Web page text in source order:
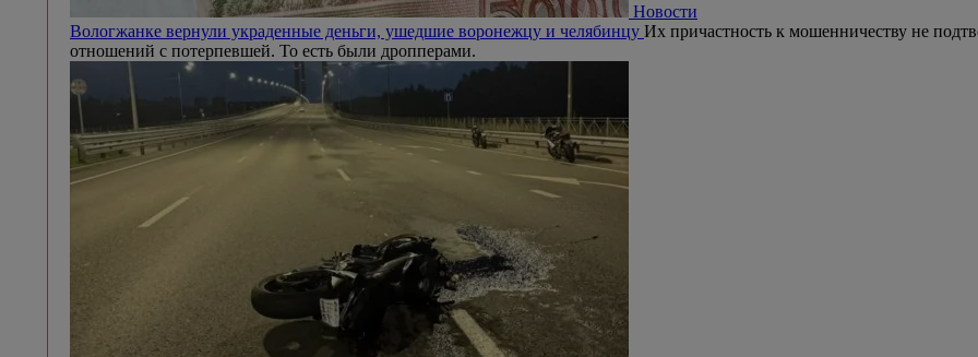
Новости
Вологжанке вернули украденные деньги, ушедшие воронежцу и челябинцу Их причастность к мошенничеству не
отношений с потерпевшей. То есть были дропперами.